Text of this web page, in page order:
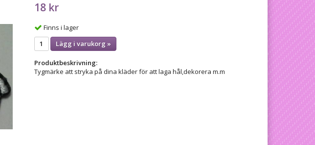
18 kr
Finns i lager
Lägg i varukorg »
Produktbeskrivning:
Tygmärke att stryka på dina kläder för att laga hål,dekorera m.m